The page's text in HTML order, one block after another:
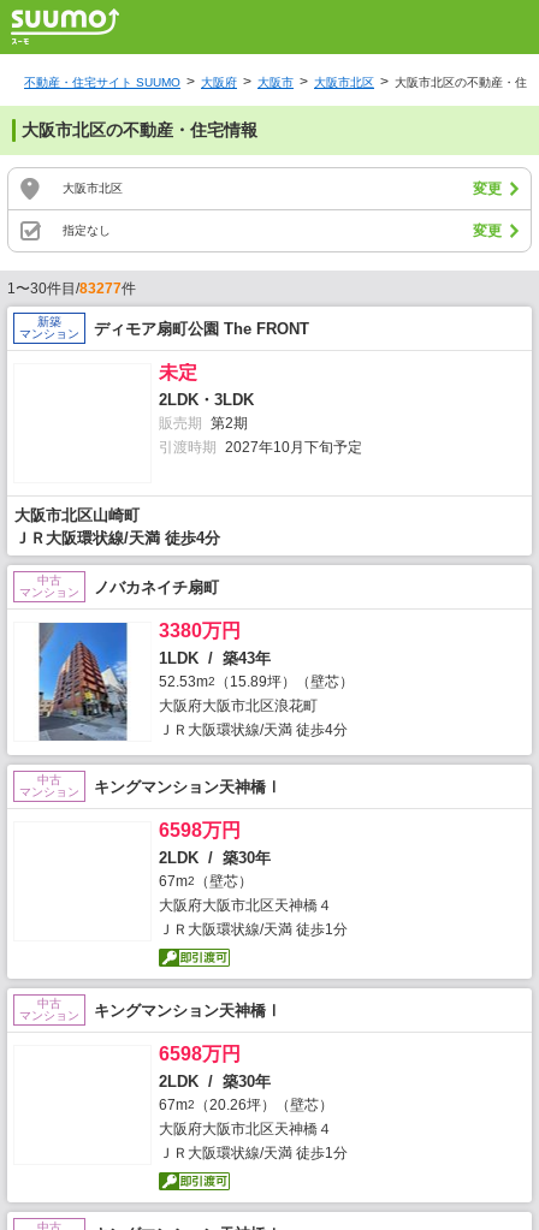
不動産・住宅サイト SUUMO 大阪府 大阪市 大阪市北区 大阪市北区の不動産・住
大阪市北区の不動産・住宅情報
大阪市北区 変更
指定なし 変更
1〜30件目/83277件
新築
マンション
ディモア扇町公園 The FRONT
未定
2LDK・3LDK
販売期
第2期
引渡時期
2027年10月下旬予定
大阪市北区山崎町
ＪＲ大阪環状線/天満 徒歩4分
中古
マンション
ノバカネイチ扇町
3380万円
1LDK / 築43年
52.53m2
（15.89坪）（壁芯）
大阪府大阪市北区浪花町
ＪＲ大阪環状線/天満 徒歩4分
中古
マンション
キングマンション天神橋Ⅰ
6598万円
2LDK / 築30年
67m2
（壁芯）
大阪府大阪市北区天神橋４
ＪＲ大阪環状線/天満 徒歩1分
中古
マンション
キングマンション天神橋Ⅰ
6598万円
2LDK / 築30年
67m2
（20.26坪）（壁芯）
大阪府大阪市北区天神橋４
ＪＲ大阪環状線/天満 徒歩1分
中古